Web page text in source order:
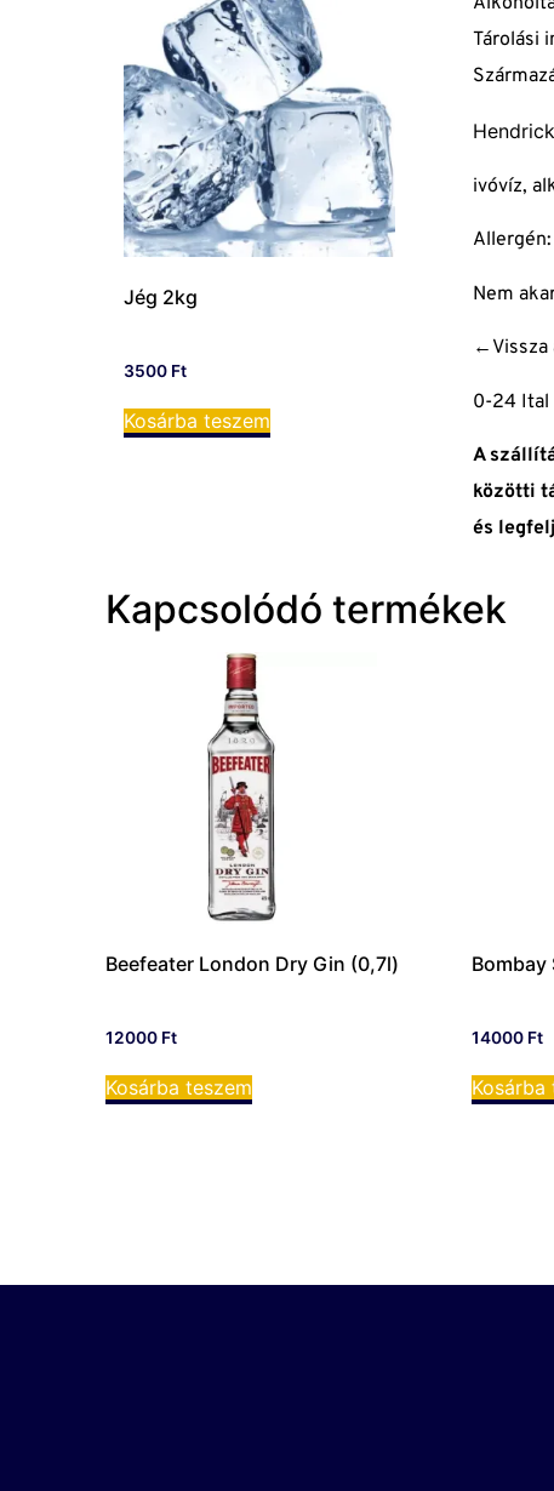
Jég 2kg
3500 Ft
Kosárba teszem
Tárolási
ivóvíz,
Allergén:
Nem
←Vissza
0-24 Ital
A
közötti
és
Kapcsolódó termékek
Beefeater London Dry Gin (0,7l)
12000 Ft
Kosárba teszem
Bombay
14000 Ft
Kosárba